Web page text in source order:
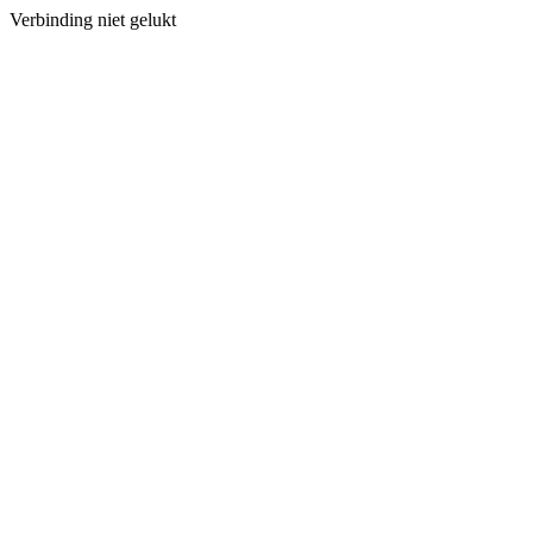
Verbinding niet gelukt